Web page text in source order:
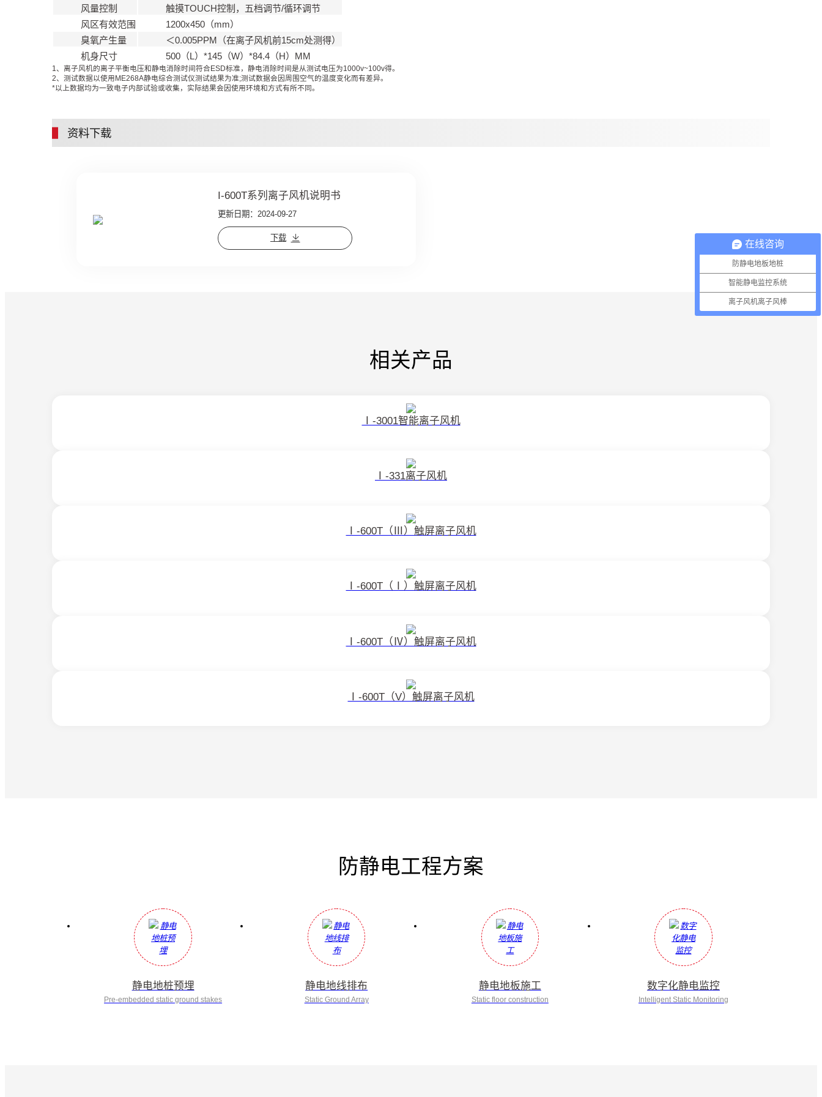
风量控制
触摸TOUCH控制，五档调节/循环调节
风区有效范围
1200x450（mm）
臭氧产生量
＜0.005PPM（在离子风机前15cm处测得）
机身尺寸
500（L）*145（W）*84.4（H）MM
1、离子风机的离子平衡电压和静电消除时间符合ESD标准，静电消除时间是从测试电压为1000v~100v得。
2、测试数据以使用ME268A静电综合测试仪测试结果为准;测试数据会因周围空气的温度变化而有差异。
*以上数据均为一致电子内部试验或收集，实际结果会因使用环境和方式有所不同。
资料下载
I-600T系列离子风机说明书
更新日期：2024-09-27
下载
相关产品
Ⅰ-3001智能离子风机
Ⅰ-331离子风机
Ⅰ-600T（Ⅲ）触屏离子风机
Ⅰ-600T（Ⅰ）触屏离子风机
Ⅰ-600T（Ⅳ）触屏离子风机
Ⅰ-600T（V）触屏离子风机
防静电工程方案
静电地桩预埋
Pre-embedded static ground stakes
静电地线排布
Static Ground Array
静电地板施工
Static floor construction
数字化静电监控
Intelligent Static Monitoring
在线咨询
防静电地板地桩
智能静电监控系统
离子风机离子风棒